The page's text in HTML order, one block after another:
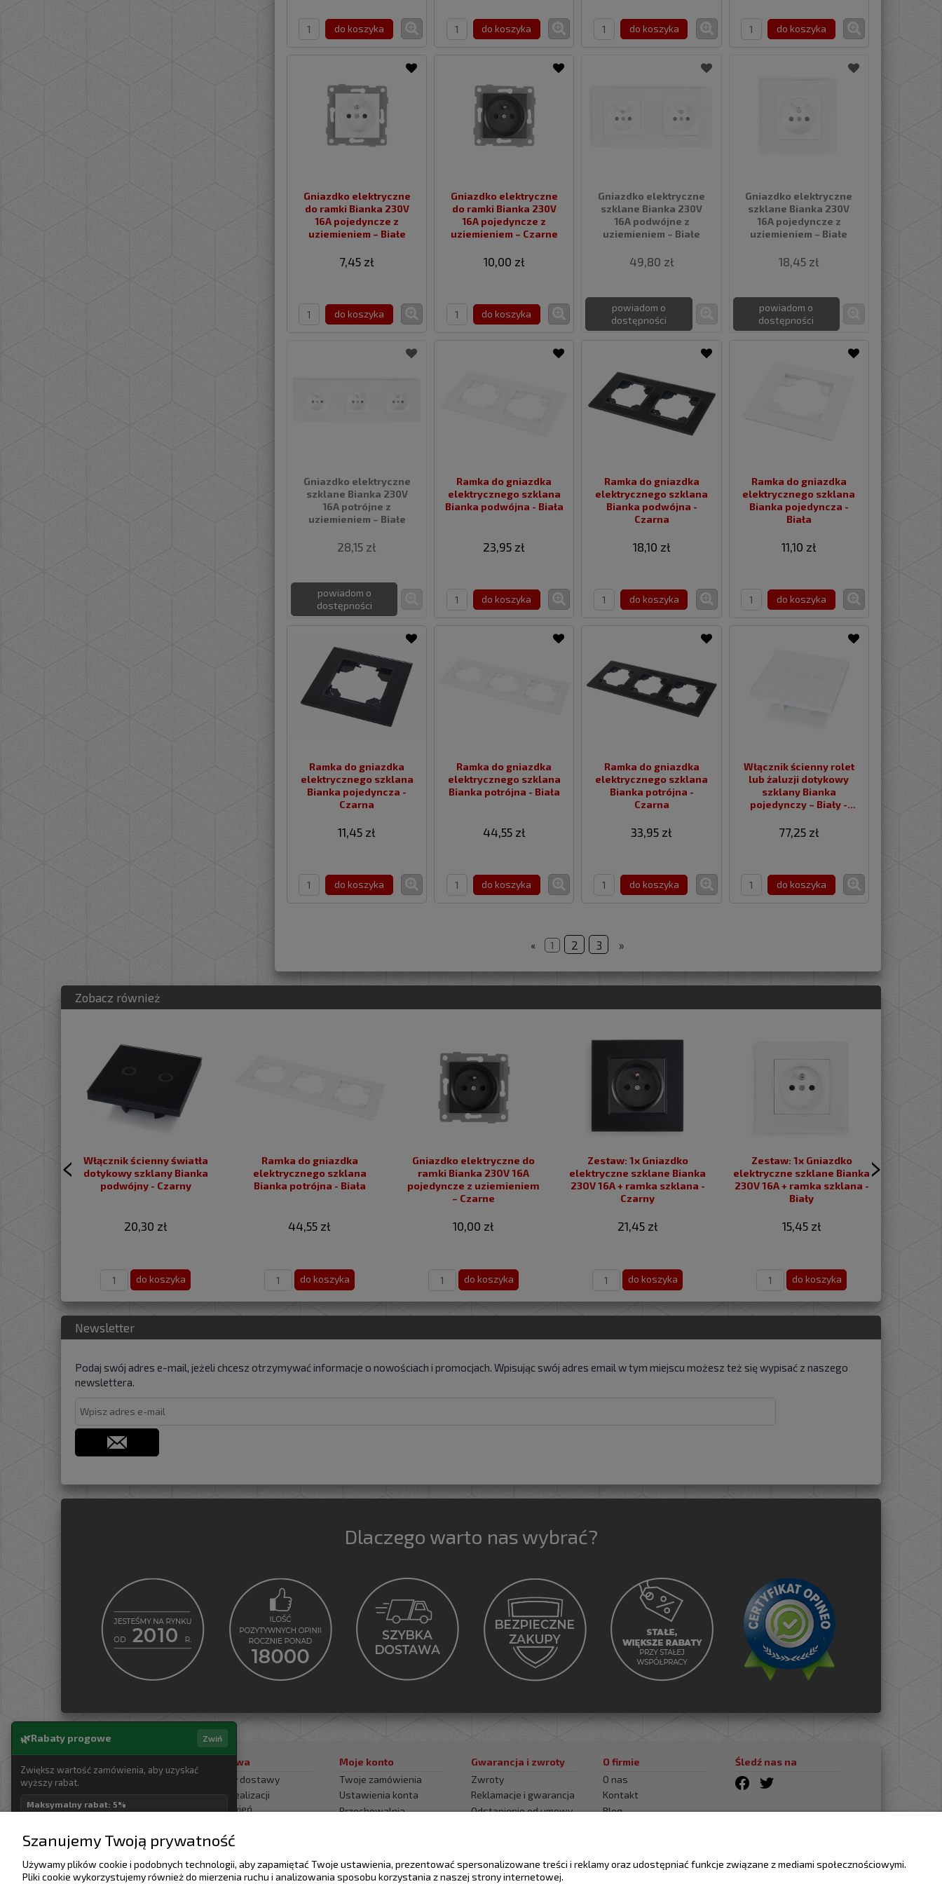
do koszyka do koszyka do koszyka do koszyka
Gniazdko elektryczne
do ramki Bianka 230V
16A pojedyncze z
uziemieniem – Białe
7,45 zł
do koszyka
Gniazdko elektryczne
do ramki Bianka 230V
16A pojedyncze z
uziemieniem – Czarne
10,00 zł
do koszyka
Gniazdko elektryczne
szklane Bianka 230V
16A podwójne z
uziemieniem – Białe
49,80 zł
powiadom o
dostępności
Gniazdko elektryczne
szklane Bianka 230V
16A pojedyncze z
uziemieniem – Białe
18,45 zł
powiadom o
dostępności
Gniazdko elektryczne
szklane Bianka 230V
16A potrójne z
uziemieniem – Białe
28,15 zł
powiadom o
dostępności
Ramka do gniazdka
elektrycznego szklana
Bianka podwójna - Biała
23,95 zł
do koszyka
Ramka do gniazdka
elektrycznego szklana
Bianka podwójna -
Czarna
18,10 zł
do koszyka
Ramka do gniazdka
elektrycznego szklana
Bianka pojedyncza -
Biała
11,10 zł
do koszyka
Ramka do gniazdka
elektrycznego szklana
Bianka pojedyncza -
Czarna
11,45 zł
do koszyka
Ramka do gniazdka
elektrycznego szklana
Bianka potrójna - Biała
44,55 zł
do koszyka
Ramka do gniazdka
elektrycznego szklana
Bianka potrójna -
Czarna
33,95 zł
do koszyka
Włącznik ścienny rolet
lub żaluzji dotykowy
szklany Bianka
pojedynczy – Biały -
77,25 zł
do koszyka
« 1 2 3 »
Zobacz również
Włącznik ścienny światła
dotykowy szklany Bianka
podwójny - Czarny
20,30 zł
do koszyka
Ramka do gniazdka
elektrycznego szklana
Bianka potrójna - Biała
44,55 zł
do koszyka
Gniazdko elektryczne do
ramki Bianka 230V 16A
pojedyncze z uziemieniem
– Czarne
10,00 zł
do koszyka
Zestaw: 1x Gniazdko
elektryczne szklane Bianka
230V 16A + ramka szklana -
Czarny
21,45 zł
do koszyka
Zestaw: 1x Gniazdko
elektryczne szklane Bianka
230V 16A + ramka szklana -
Biały
15,45 zł
do koszyka
Newsletter
Podaj swój adres e-mail, jeżeli chcesz otrzymywać informacje o nowościach i promocjach. Wpisując swój adres email w tym miejscu możesz też się wypisać z naszego
newslettera.
Dlaczego warto nas wybrać?
Regulamin
Ustawienia plików
Bezpieczeństwo
Zużyty sprzęt
Dostawa
Koszty dostawy
Czas realizacji
zamówień
Moje konto
Twoje zamówienia
Ustawienia konta
Przechowalnia
Gwarancja i zwroty
Zwroty
Reklamacje i gwarancja
Odstąpienie od umowy
O firmie
O nas
Kontakt
Blog
Śledź nas na
Szanujemy Twoją prywatność
Używamy plików cookie i podobnych technologii, aby zapamiętać Twoje ustawienia, prezentować spersonalizowane treści i reklamy oraz udostępniać funkcje związane z mediami społecznościowymi.
Pliki cookie wykorzystujemy również do mierzenia ruchu i analizowania sposobu korzystania z naszej strony internetowej.
Rabaty progowe Zwiń
Zwiększ wartość zamówienia, aby uzyskać
wyższy rabat.
Maksymalny rabat: 5%
1500,00 zł 3%